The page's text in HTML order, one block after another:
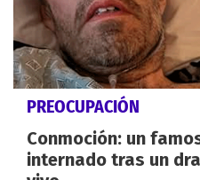
PREOCUPACIÓN
Conmoción: un
internado tras un